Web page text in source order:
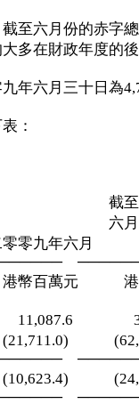
六月份的赤字總
多在財政年度的
六月三十日為
：
零零
十
六月 三
港幣百